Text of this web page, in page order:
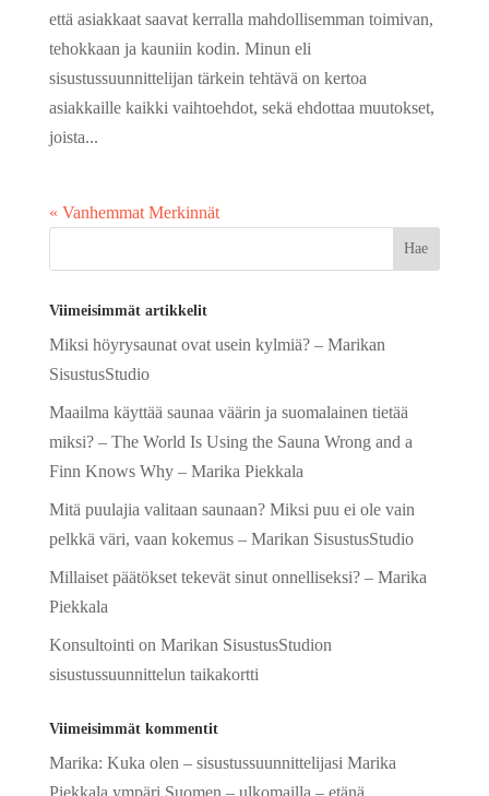
että asiakkaat saavat kerralla mahdollisemman toimivan,
tehokkaan ja kauniin kodin. Minun eli
sisustussuunnittelijan tärkein tehtävä on kertoa
asiakkaille kaikki vaihtoehdot, sekä ehdottaa muutokset,
joista...
« Vanhemmat Merkinnät
Viimeisimmät artikkelit
Miksi höyrysaunat ovat usein kylmiä? – Marikan
SisustusStudio
Maailma käyttää saunaa väärin ja suomalainen tietää
miksi? – The World Is Using the Sauna Wrong and a
Finn Knows Why – Marika Piekkala
Mitä puulajia valitaan saunaan? Miksi puu ei ole vain
pelkkä väri, vaan kokemus – Marikan SisustusStudio
Millaiset päätökset tekevät sinut onnelliseksi? – Marika
Piekkala
Konsultointi on Marikan SisustusStudion
sisustussuunnittelun taikakortti
Viimeisimmät kommentit
Marika: Kuka olen – sisustussuunnittelijasi Marika
Piekkala ympäri Suomen – ulkomailla – etänä